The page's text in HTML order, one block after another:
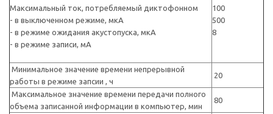
Максимальный ток, потребляемый диктофонном
- в выключенном режиме, мкА
- в режиме ожидания акустопуска, мкА
- в режиме записи, мА
100
500
8
Минимальное значение времени непрерывной
работы в режиме запсии , ч
20
Максимальное значение времени передачи полного
объема записанной информации в компьютер, мин
80